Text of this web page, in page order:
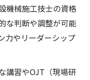
機械施工技士の資格
な判断や調整が可能
力やリーダーシップ
講習やOJT（現場研